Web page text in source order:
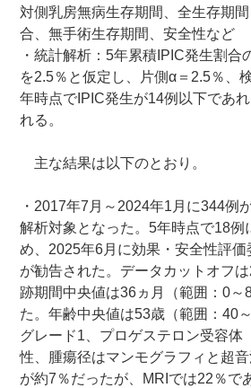
対側乳房無病生存期間、全生存期
合、無手術生存期間、安全性など
・統計解析：5年累積IPIC発生割合
を2.5％と仮定し、片側α＝2.5％、
年時点でIPIC発生が14例以下であ
れる。
主な結果は以下のとおり。
・2017年7月～2024年1月に344例
解析対象となった。5年時点で18例
め、2025年6月に効果・安全性評
が勧告された。データカットオフ
跡期間中央値は36ヵ月（範囲：0～
た。年齢中央値は53歳（範囲：40
グレード1、プロゲステロン受容体
性、腫瘍径はマンモグラフィと超
が約7％だったが、MRIでは22％で